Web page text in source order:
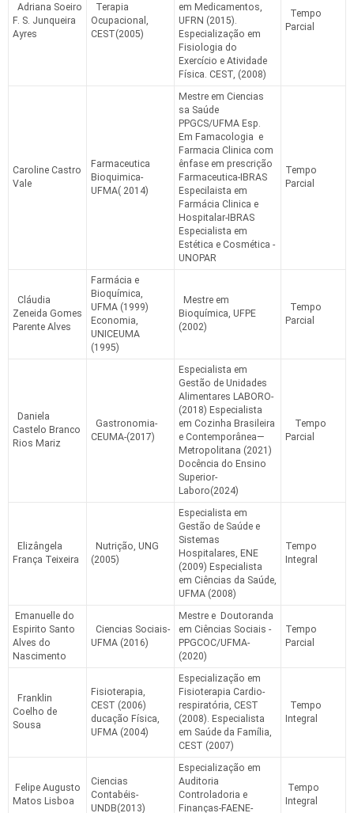
Adriana Soeiro
F. S. Junqueira
Ayres
Terapia
Ocupacional,
CEST(2005)
em Medicamentos,
UFRN (2015).
Especialização em
Fisiologia do
Exercício e Atividade
Física. CEST, (2008)
Tempo
Parcial
Caroline Castro
Vale
Farmaceutica
Bioquimica-
UFMA( 2014)
Mestre em Ciencias
sa Saúde
PPGCS/UFMA Esp.
Em Famacologia e
Farmacia Clinica com
ênfase em prescrição
Farmaceutica-IBRAS
Especilaista em
Farmácia Clinica e
Hospitalar-IBRAS
Especialista em
Estética e Cosmética -
UNOPAR
Tempo
Parcial
Cláudia
Zeneida Gomes
Parente Alves
Farmácia e
Bioquímica,
UFMA (1999)
Economia,
UNICEUMA
(1995)
Mestre em
Bioquímica, UFPE
(2002)
Tempo
Parcial
Daniela
Castelo Branco
Rios Mariz
Gastronomia-
CEUMA-(2017)
Especialista em
Gestão de Unidades
Alimentares LABORO-
(2018) Especialista
em Cozinha Brasileira
e Contemporânea—
Metropolitana (2021)
Docência do Ensino
Superior-
Laboro(2024)
Tempo
Parcial
Elizângela
França Teixeira
Nutrição, UNG
(2005)
Especialista em
Gestão de Saúde e
Sistemas
Hospitalares, ENE
(2009) Especialista
em Ciências da Saúde,
UFMA (2008)
Tempo
Integral
Emanuelle do
Espirito Santo
Alves do
Nascimento
Ciencias Sociais-
UFMA (2016)
Mestre e Doutoranda
em Ciências Sociais -
PPGCOC/UFMA-
(2020)
Tempo
Parcial
Franklin
Coelho de
Sousa
Fisioterapia,
CEST (2006)
ducação Física,
UFMA (2004)
Especialização em
Fisioterapia Cardio-
respiratória, CEST
(2008). Especialista
em Saúde da Família,
CEST (2007)
Tempo
Integral
Felipe Augusto
Matos Lisboa
Ciencias
Contabéis-
UNDB(2013)
Especialização em
Auditoria
Controladoria e
Finanças-FAENE-
Tempo
Integral